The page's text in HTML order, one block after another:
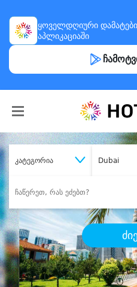
ყოველდღიური
აპლიკაციაში
კატეგორია Dubai
შეიძინე
დიდი